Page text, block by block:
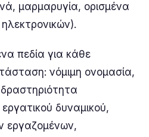
μαρμαρυγία, ορισμένα
πεδία για κάθε
νόμιμη ονομασία,
δυναμικού,
εργαζομένων,